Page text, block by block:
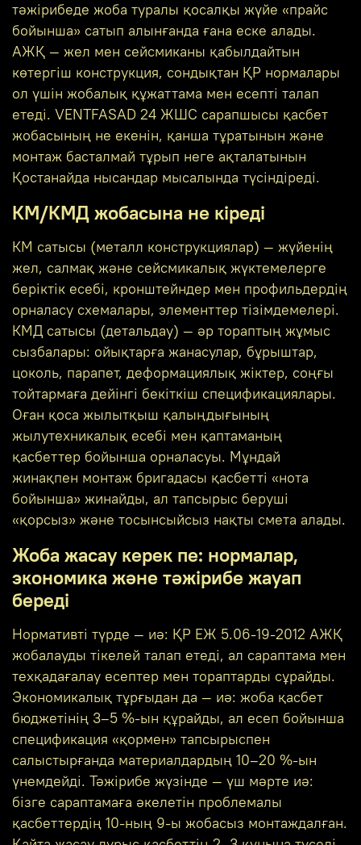
тәжірибеде жоба туралы қосалқы жүйе «прайс
бойынша» сатып алынғанда ғана еске алады.
АЖҚ — жел мен сейсмиканы қабылдайтын
көтергіш конструкция, сондықтан ҚР нормалары
ол үшін жобалық құжаттама мен есепті талап
етеді. VENTFASAD 24 ЖШС сарапшысы қасбет
жобасының не екенін, қанша тұратынын және
монтаж басталмай тұрып неге ақталатынын
Қостанайда нысандар мысалында түсіндіреді.
КМ/КМД жобасына не кіреді
КМ сатысы (металл конструкциялар) — жүйенің
жел, салмақ және сейсмикалық жүктемелерге
беріктік есебі, кронштейндер мен профильдердің
орналасу схемалары, элементтер тізімдемелері.
КМД сатысы (детальдау) — әр тораптың жұмыс
сызбалары: ойықтарға жанасулар, бұрыштар,
цоколь, парапет, деформациялық жіктер, соңғы
тойтармаға дейінгі бекіткіш спецификациялары.
Оған қоса жылытқыш қалыңдығының
жылутехникалық есебі мен қаптаманың
қасбеттер бойынша орналасуы. Мұндай
жинақпен монтаж бригадасы қасбетті «нота
бойынша» жинайды, ал тапсырыс беруші
«қорсыз» және тосынсыйсыз нақты смета алады.
Жоба жасау керек пе: нормалар,
экономика және тәжірибе жауап
береді
Нормативті түрде — иә: ҚР ЕЖ 5.06-19-2012 АЖҚ
жобалауды тікелей талап етеді, ал сараптама мен
техқадағалау есептер мен тораптарды сұрайды.
Экономикалық тұрғыдан да — иә: жоба қасбет
бюджетінің 3–5 %-ын құрайды, ал есеп бойынша
спецификация «қормен» тапсырыспен
салыстырғанда материалдардың 10–20 %-ын
үнемдейді. Тәжірибе жүзінде — үш мәрте иә:
бізге сараптамаға әкелетін проблемалы
қасбеттердің 10-ның 9-ы жобасыз монтаждалған.